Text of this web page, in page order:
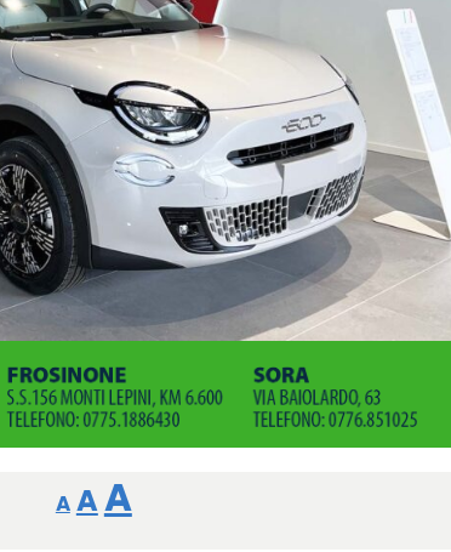
A
Reducir
tamaño
A Restablecer
tamaño
AAumentar